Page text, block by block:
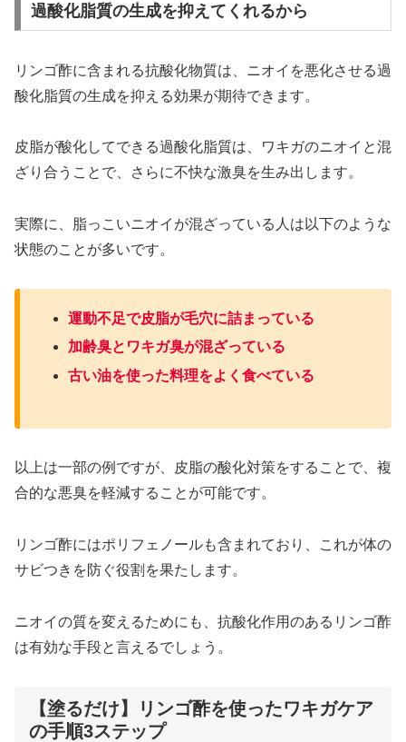
過酸化脂質の生成を抑えてくれるから
リンゴ酢に含まれる抗酸化物質は、ニオイを悪化させる過
酸化脂質の生成を抑える効果が期待できます。
皮脂が酸化してできる過酸化脂質は、ワキガのニオイと混
ざり合うことで、さらに不快な激臭を生み出します。
実際に、脂っこいニオイが混ざっている人は以下のような
状態のことが多いです。
運動不足で皮脂が毛穴に詰まっている
加齢臭とワキガ臭が混ざっている
古い油を使った料理をよく食べている
以上は一部の例ですが、皮脂の酸化対策をすることで、複
合的な悪臭を軽減することが可能です。
リンゴ酢にはポリフェノールも含まれており、これが体の
サビつきを防ぐ役割を果たします。
ニオイの質を変えるためにも、抗酸化作用のあるリンゴ酢
は有効な手段と言えるでしょう。
【塗るだけ】リンゴ酢を使ったワキガケア
の手順3ステップ